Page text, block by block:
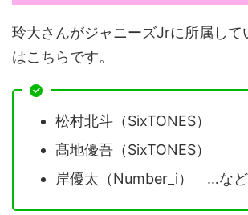
玲大さんがジャニーズJrに所属して
はこちらです。
松村北斗（SixTONES）
髙地優吾（SixTONES）
岸優太（Number_i） …など